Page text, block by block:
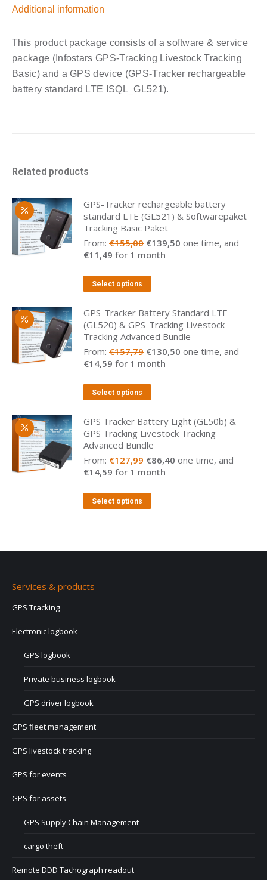
Additional information
This product package consists of a software & service
package (Infostars GPS-Tracking Livestock Tracking
Basic) and a GPS device (GPS-Tracker rechargeable
battery standard LTE ISQL_GL521).
Related products
GPS-Tracker rechargeable battery
standard LTE (GL521) & Softwarepaket
Tracking Basic Paket
From: €155,00 €139,50 one time, and
€11,49 for 1 month
Select options
GPS-Tracker Battery Standard LTE
(GL520) & GPS-Tracking Livestock
Tracking Advanced Bundle
From: €157,79 €130,50 one time, and
€14,59 for 1 month
Select options
GPS Tracker Battery Light (GL50b) &
GPS Tracking Livestock Tracking
Advanced Bundle
From: €127,99 €86,40 one time, and
€14,59 for 1 month
Select options
Services & products
GPS Tracking
Electronic logbook
GPS logbook
Private business logbook
GPS driver logbook
GPS fleet management
GPS livestock tracking
GPS for events
GPS for assets
GPS Supply Chain Management
cargo theft
Remote DDD Tachograph readout